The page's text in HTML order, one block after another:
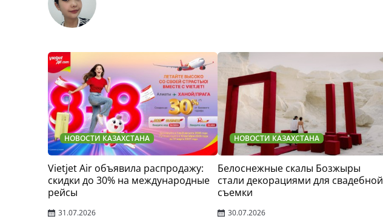
НОВОСТИ КАЗАХСТАНА
Vietjet Air объявила распродажу:
скидки до 30% на международные
рейсы
31.07.2026
НОВОСТИ КАЗАХСТАНА
Белоснежные скалы Бозжыры
стали декорациями для свадебной
съемки
30.07.2026